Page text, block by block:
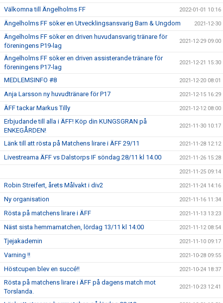
Välkomna till Ängelholms FF 2022-01-01 10:16
Ängelholms FF söker en Utvecklingsansvarig Barn & Ungdom 2021-12-30
Ängelholms FF söker en driven huvudansvarig tränare för
föreningens P19-lag
2021-12-29 09:00
Ängelholms FF söker en driven assisterande tränare för
föreningens P17-lag
2021-12-21 15:30
MEDLEMSINFO #8 2021-12-20 08:01
Anja Larsson ny huvudtränare för P17 2021-12-15 16:29
ÄFF tackar Markus Tilly 2021-12-12 08:00
Erbjudande till alla i ÄFF! Köp din KUNGSGRAN på
ENKEGÅRDEN!
2021-11-30 10:17
Länk till att rösta på Matchens lirare i ÄFF 29/11 2021-11-28 12:12
Livestreama ÄFF vs Dalstorps IF söndag 28/11 kl 14.00 2021-11-26 15:28
2021-11-25 09:14
Robin Streifert, årets Målvakt i div2 2021-11-24 14:16
Ny organisation 2021-11-16 11:34
Rösta på matchens lirare i ÄFF 2021-11-13 13:23
Näst sista hemmamatchen, lördag 13/11 kl 14:00 2021-11-12 08:54
Tjejakademin 2021-11-10 09:17
Varning !! 2021-10-28 09:55
Höstcupen blev en succé!! 2021-10-24 18:37
Rösta på matchens lirare i ÄFF på dagens match mot
Torslanda.
2021-10-23 12:41